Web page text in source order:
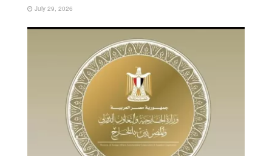
July 29, 2026